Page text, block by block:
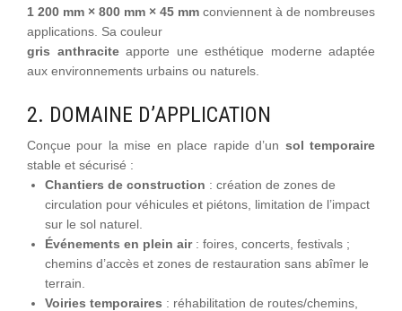
1 200 mm × 800 mm × 45 mm conviennent à de nombreuses
applications. Sa couleur
gris anthraciteapporte une esthétique moderne adaptée
aux environnements urbains ou naturels.
2. DOMAINE D’APPLICATION
Conçue pour la mise en place rapide d’un sol temporaire
stable et sécurisé :
Chantiers de construction : création de zones de
circulation pour véhicules et piétons, limitation de l’impact
sur le sol naturel.
Événements en plein air: foires, concerts, festivals ;
chemins d’accès et zones de restauration sans abîmer le
terrain.
Voiries temporaires : réhabilitation de routes/chemins,